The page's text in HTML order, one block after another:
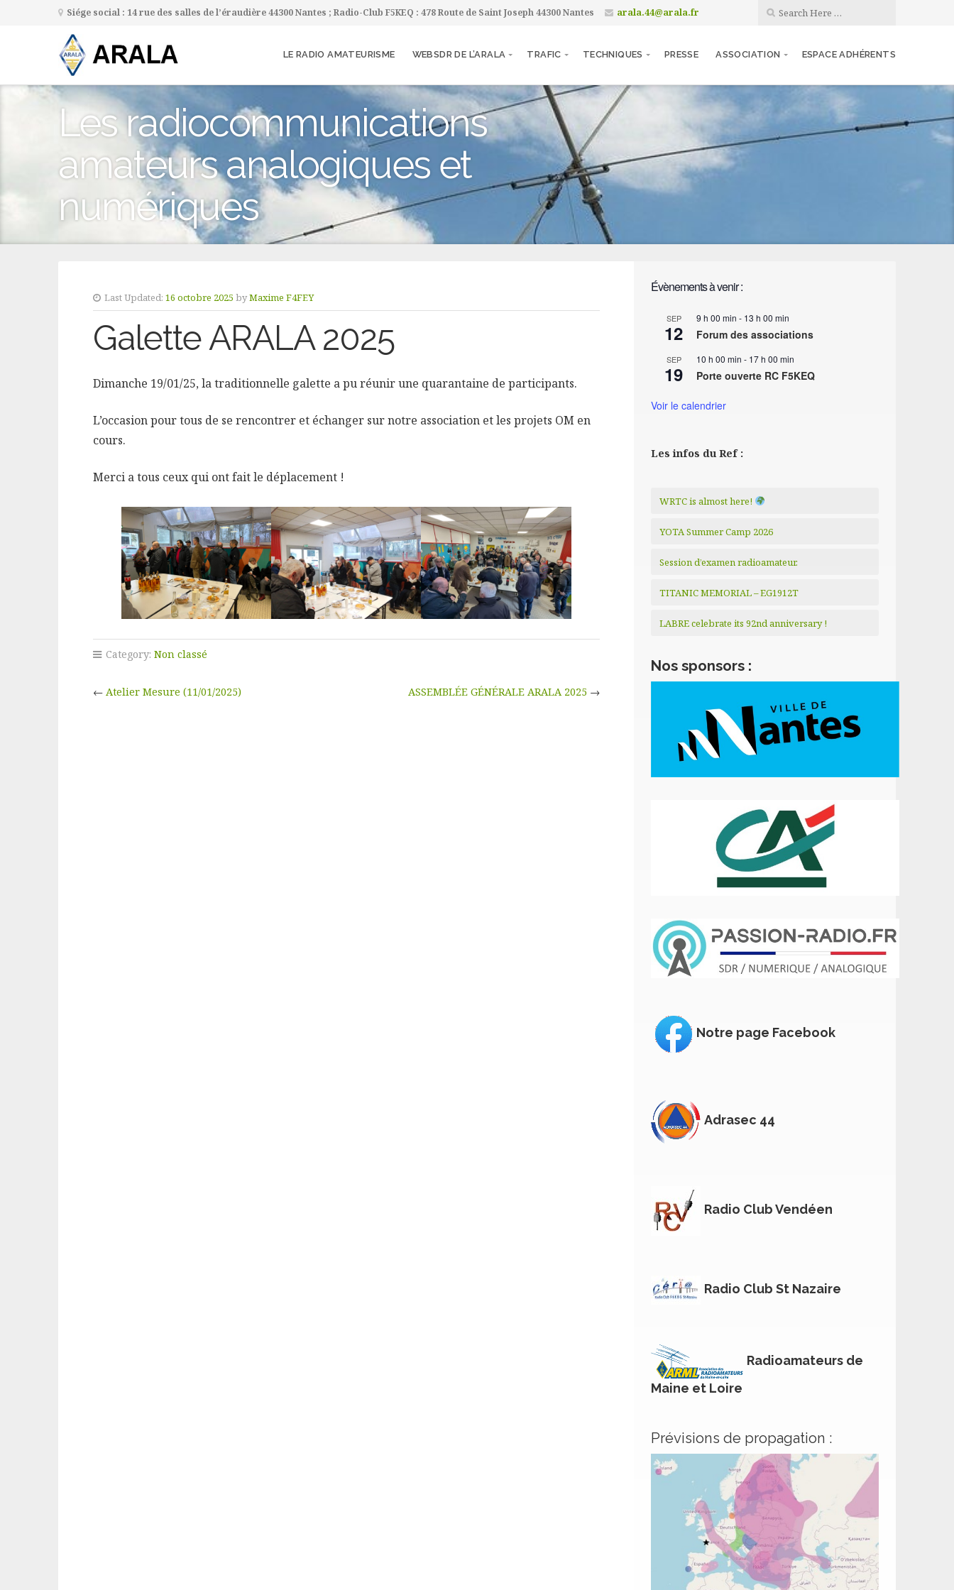
Siége social : 14 rue des salles de l’éraudière 44300 Nantes ; Radio-Club F5KEQ : 478 Route de Saint Joseph 44300 Nantes arala.44@arala.fr
LE RADIO AMATEURISME WEBSDR DE L’ARALA TRAFIC TECHNIQUES PRESSE ASSOCIATION ESPACE ADHÉRENTS
Les radiocommunications
amateurs analogiques et
numériques
Last Updated: 16 octobre 2025 byMaxime F4FEY
Galette ARALA 2025
Dimanche 19/01/25, la traditionnelle galette a pu réunir une quarantaine de participants.
L’occasion pour tous de se rencontrer et échanger sur notre association et les projets OM en
cours.
Merci a tous ceux qui ont fait le déplacement !
Category: Non classé
← Atelier Mesure (11/01/2025) ASSEMBLÉE GÉNÉRALE ARALA 2025 →
Évènements à venir :
SEP
12
9 h 00 min - 13 h 00 min
Forum des associations
SEP
19
10 h 00 min - 17 h 00 min
Porte ouverte RC F5KEQ
Voir le calendrier
Les infos du Ref :
WRTC is almost here!
YOTA Summer Camp 2026
Session d’examen radioamateur.
TITANIC MEMORIAL – EG1912T
LABRE celebrate its 92nd anniversary !
Nos sponsors :
Notre page Facebook
Adrasec 44
Radio Club Vendéen
Radio Club St Nazaire
Radioamateurs de
Maine et Loire
Prévisions de propagation :